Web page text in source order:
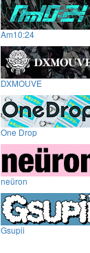
Am10:24
DXMOUVE
One Drop
neüron
Gsupii